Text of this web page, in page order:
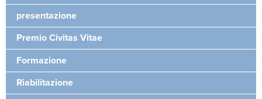
presentazione
Premio Civitas Vitae
Formazione
Riabilitazione